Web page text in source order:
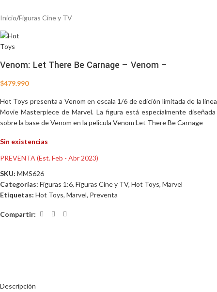
Inicio/Figuras Cine y TV
Venom: Let There Be Carnage – Venom –
$479.990
Hot Toys presenta a Venom en escala 1/6 de edición limitada de la linea
Movie Masterpiece de Marvel. La figura está especialmente diseñada
sobre la base de Venom en la pelicula Venom Let There Be Carnage
Sin existencias
PREVENTA (Est. Feb - Abr 2023)
SKU: MMS626
Categorías: Figuras 1:6, Figuras Cine y TV, Hot Toys, Marvel
Etiquetas: Hot Toys, Marvel, Preventa
Compartir:
Descripción